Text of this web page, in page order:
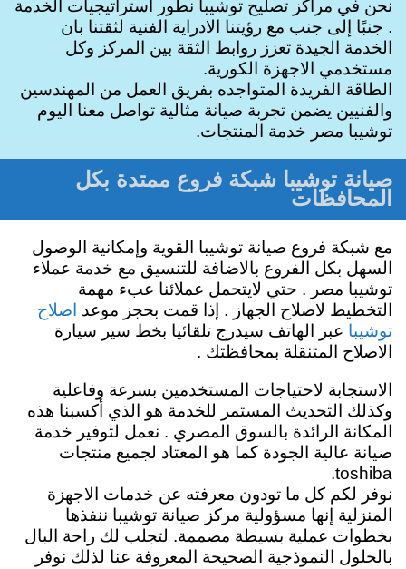
نحن في مراكز تصليح توشيبا نطور استراتيجيات الخدمة
. جنبًا إلى جنب مع رؤيتنا الادراية الفنية لثقتنا بان
الخدمة الجيدة تعزز روابط الثقة بين المركز وكل
مستخدمي الاجهزة الكورية.
الطاقة الفريدة المتواجده بفريق العمل من المهندسين
والفنيين يضمن تجربة صيانة مثالية تواصل معنا اليوم
توشيبا مصر خدمة المنتجات.
صيانة توشيبا شبكة فروع ممتدة بكل
المحافظات
مع شبكة فروع صيانة توشيبا القوية وإمكانية الوصول
السهل بكل الفروع بالاضافة للتنسيق مع خدمة عملاء
توشيبا مصر . حتي لايتحمل عملائنا عبء مهمة
التخطيط لاصلاح الجهاز . إذا قمت بحجز موعد اصلاح
توشيبا عبر الهاتف سيدرج تلقائيا بخط سير سيارة
الاصلاح المتنقلة بمحافظتك .
الاستجابة لاحتياجات المستخدمين بسرعة وفاعلية
وكذلك التحديث المستمر للخدمة هو الذي أكسبنا هذه
المكانة الرائدة بالسوق المصري . نعمل لتوفير خدمة
صيانة عالية الجودة كما هو المعتاد لجميع منتجات
toshiba.
نوفر لكم كل ما تودون معرفته عن خدمات الاجهزة
المنزلية إنها مسؤولية مركز صيانة توشيبا ننفذها
بخطوات عملية بسيطة مصممة. لتجلب لك راحة البال
بالحلول النموذجية الصحيحة المعروفة عنا لذلك نوفر